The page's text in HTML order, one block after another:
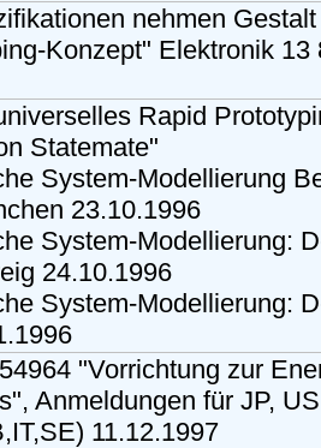
nehmen
Konzept" Elektronik 13
Rapid
Statemate"
System-Modellierung
23.10.1996
System-Modellierung:
24.10.1996
System-Modellierung:
"Vorrichtung zur
Anmeldungen für JP,
11.12.1997